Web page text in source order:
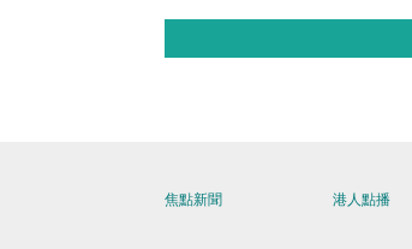
焦點新聞 港人點播